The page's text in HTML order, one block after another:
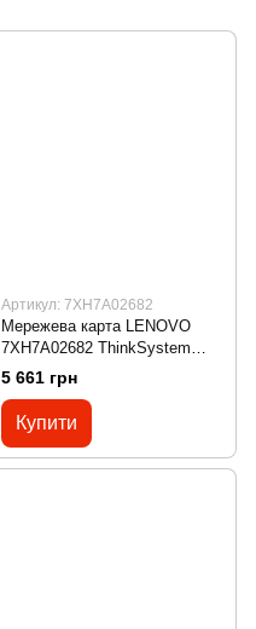
Артикул: 7XH7A02682
Мережева карта LENOVO
7XH7A02682 ThinkSystem
SR530/SR570/SR630 x8/x16
PCIe LP+LP Riser 1 Kit
5 661 грн
Купити